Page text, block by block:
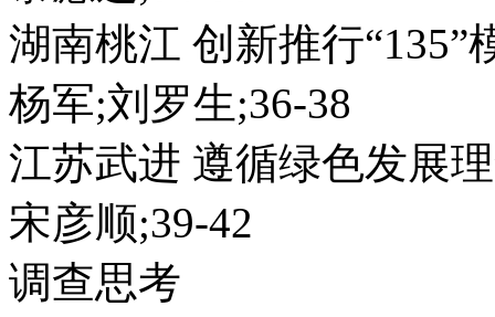
湖南桃江 创新推行
杨军;刘罗生;36-38
江苏武进 遵循绿色发展
宋彦顺;39-42
调查思考